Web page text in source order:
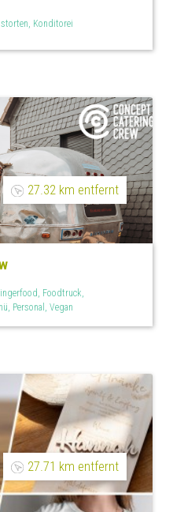
Konditorei
27.32 km entfernt
Foodtruck,
Personal, Vegan
27.71 km entfernt